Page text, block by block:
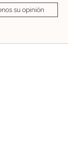
su opinión